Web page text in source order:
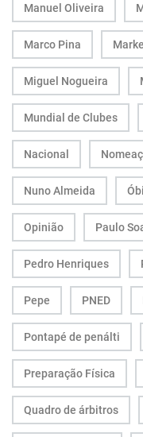
Manuel Oliveira
Marco Pina
Miguel Nogueira
Mundial de Clubes
Nacional
Nuno Almeida
Opinião Paulo
Pedro Henriques
Pepe PNED
Pontapé de penálti
Preparação Física
Quadro de árbitros